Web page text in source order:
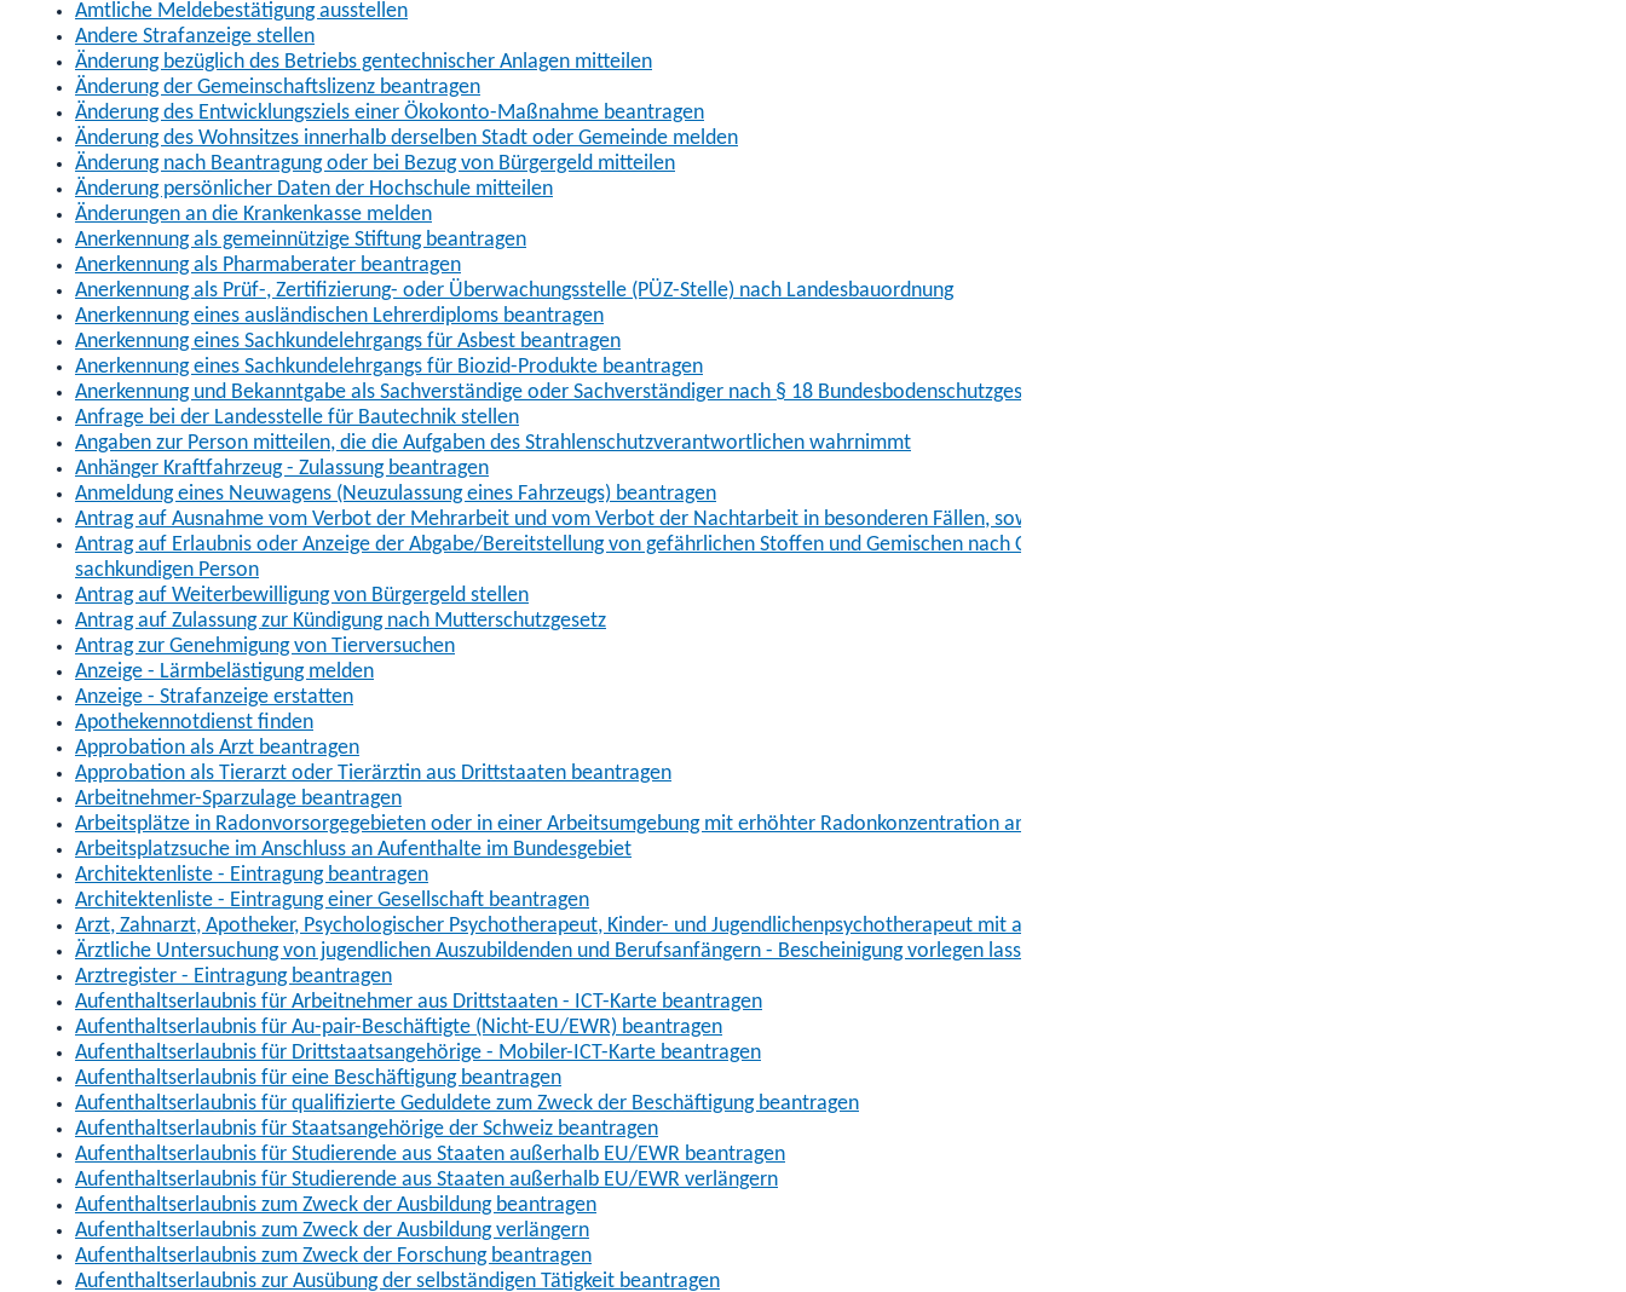
Amtliche Meldebestätigung ausstellen
Andere Strafanzeige stellen
Änderung bezüglich des Betriebs gentechnischer Anlagen mitteilen
Änderung der Gemeinschaftslizenz beantragen
Änderung des Entwicklungsziels einer Ökokonto-Maßnahme beantragen
Änderung des Wohnsitzes innerhalb derselben Stadt oder Gemeinde melden
Änderung nach Beantragung oder bei Bezug von Bürgergeld mitteilen
Änderung persönlicher Daten der Hochschule mitteilen
Änderungen an die Krankenkasse melden
Anerkennung als gemeinnützige Stiftung beantragen
Anerkennung als Pharmaberater beantragen
Anerkennung als Prüf-, Zertifizierung- oder Überwachungsstelle (PÜZ-Stelle) nach Landesbauordnung
Anerkennung eines ausländischen Lehrerdiploms beantragen
Anerkennung eines Sachkundelehrgangs für Asbest beantragen
Anerkennung eines Sachkundelehrgangs für Biozid-Produkte beantragen
Anerkennung und Bekanntgabe als Sachverständige oder Sachverständiger nach § 18 Bundesbodenschutzgesetz
Anfrage bei der Landesstelle für Bautechnik stellen
Angaben zur Person mitteilen, die die Aufgaben des Strahlenschutzverantwortlichen wahrnimmt
Anhänger Kraftfahrzeug - Zulassung beantragen
Anmeldung eines Neuwagens (Neuzulassung eines Fahrzeugs) beantragen
Antrag auf Ausnahme vom Verbot der Mehrarbeit und vom Verbot der Nachtarbeit in besonderen Fällen, sowie der Art der Arbeit und dem Arbeitstempo
Antrag auf Erlaubnis oder Anzeige der Abgabe/Bereitstellung von gefährlichen Stoffen und Gemischen nach ChemVerbotsV sowie Änderungsanzeigen bei Wechsel der
sachkundigen Person
Antrag auf Weiterbewilligung von Bürgergeld stellen
Antrag auf Zulassung zur Kündigung nach Mutterschutzgesetz
Antrag zur Genehmigung von Tierversuchen
Anzeige - Lärmbelästigung melden
Anzeige - Strafanzeige erstatten
Apothekennotdienst finden
Approbation als Arzt beantragen
Approbation als Tierarzt oder Tierärztin aus Drittstaaten beantragen
Arbeitnehmer-Sparzulage beantragen
Arbeitsplätze in Radonvorsorgegebieten oder in einer Arbeitsumgebung mit erhöhter Radonkonzentration anmelden
Arbeitsplatzsuche im Anschluss an Aufenthalte im Bundesgebiet
Architektenliste - Eintragung beantragen
Architektenliste - Eintragung einer Gesellschaft beantragen
Arzt, Zahnarzt, Apotheker, Psychologischer Psychotherapeut, Kinder- und Jugendlichenpsychotherapeut mit ausländischer Berufsausbildung – Approbation beantragen
Ärztliche Untersuchung von jugendlichen Auszubildenden und Berufsanfängern - Bescheinigung vorlegen lassen
Arztregister - Eintragung beantragen
Aufenthaltserlaubnis für Arbeitnehmer aus Drittstaaten - ICT-Karte beantragen
Aufenthaltserlaubnis für Au-pair-Beschäftigte (Nicht-EU/EWR) beantragen
Aufenthaltserlaubnis für Drittstaatsangehörige - Mobiler-ICT-Karte beantragen
Aufenthaltserlaubnis für eine Beschäftigung beantragen
Aufenthaltserlaubnis für qualifizierte Geduldete zum Zweck der Beschäftigung beantragen
Aufenthaltserlaubnis für Staatsangehörige der Schweiz beantragen
Aufenthaltserlaubnis für Studierende aus Staaten außerhalb EU/EWR beantragen
Aufenthaltserlaubnis für Studierende aus Staaten außerhalb EU/EWR verlängern
Aufenthaltserlaubnis zum Zweck der Ausbildung beantragen
Aufenthaltserlaubnis zum Zweck der Ausbildung verlängern
Aufenthaltserlaubnis zum Zweck der Forschung beantragen
Aufenthaltserlaubnis zur Ausübung der selbständigen Tätigkeit beantragen